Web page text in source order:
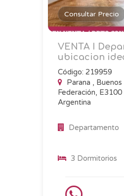
Consultar Precio
VENTA I
ubicacion
Código: 219959
Parana ,
Federación,
Argentina
Departamento
3 Dormitorios